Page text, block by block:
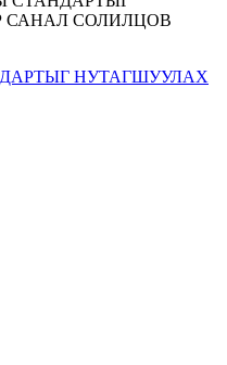
НУТАГШУУЛАХ